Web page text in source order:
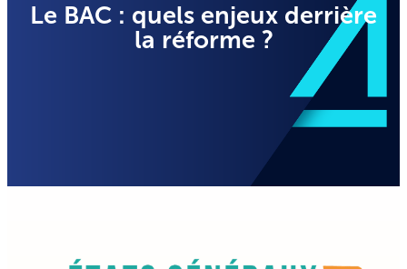
Le BAC : quels enjeux derrière
la réforme ?